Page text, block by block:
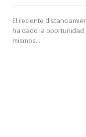
El reciente
ha dado la
mismos...